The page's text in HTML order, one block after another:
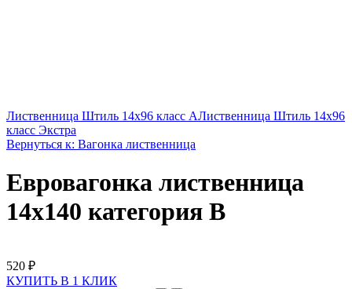
Лиственница Штиль 14х96 класс AЛиственница Штиль 14х96
класс Экстра
Вернуться к: Вагонка лиственница
Евровагонка лиственница
14х140 категория B
520 ₽
КУПИТЬ В 1 КЛИК